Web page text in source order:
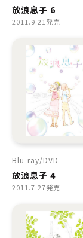
放浪息子 6
2011.9.21発売
Blu-ray DVD
放浪息子 4
2011.7.27発売